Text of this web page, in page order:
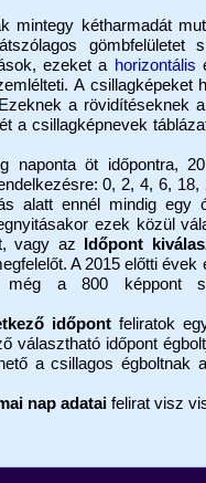
mintegy kétharmadát
gömbfelületet
ezeket a horizontális
A csillagképeket
a rövidítéseknek
a csillagképnevek
naponta öt időpontra,
0, 2, 4, 6, 18,
alatt ennél mindig egy
ezek közül
vagy az
Időpont
A 2015 előtti évek
még a 800 képpont
időpont feliratok
választható időpont
a csillagos égboltnak
nap adatai felirat visz